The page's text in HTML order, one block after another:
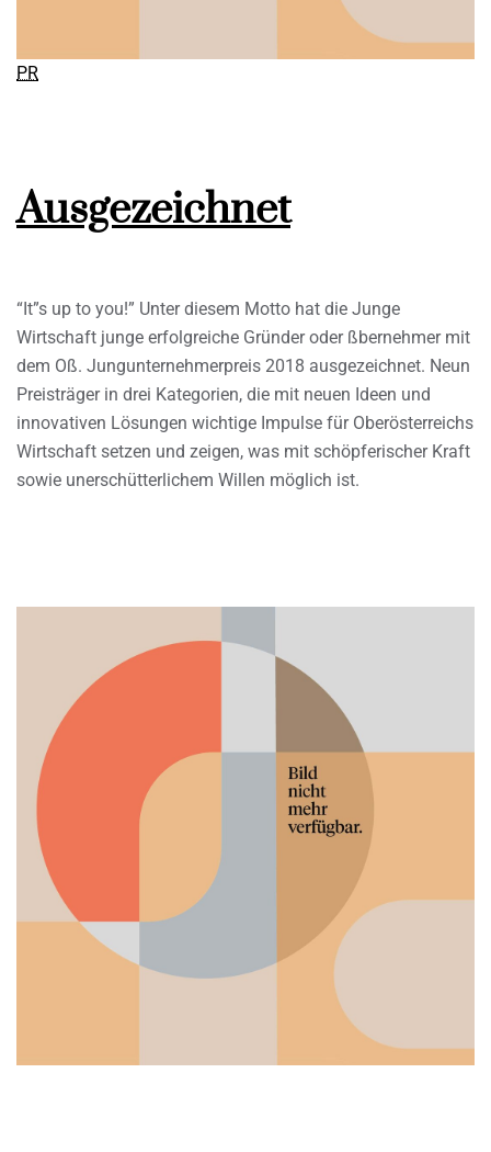
PR
Ausgezeichnet
“It”s up to you!” Unter diesem Motto hat die Junge
Wirtschaft junge erfolgreiche Gründer oder ßbernehmer mit
dem Oß. Jungunternehmerpreis 2018 ausgezeichnet. Neun
Preisträger in drei Kategorien, die mit neuen Ideen und
innovativen Lösungen wichtige Impulse für Oberösterreichs
Wirtschaft setzen und zeigen, was mit schöpferischer Kraft
sowie unerschütterlichem Willen möglich ist.